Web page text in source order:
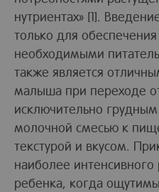
нутриентах» [1].
только для
необходимыми
также является
малыша при переходе
исключительно
молочной смесью к
текстурой и вкусом.
наиболее интенсивного
ребенка, когда